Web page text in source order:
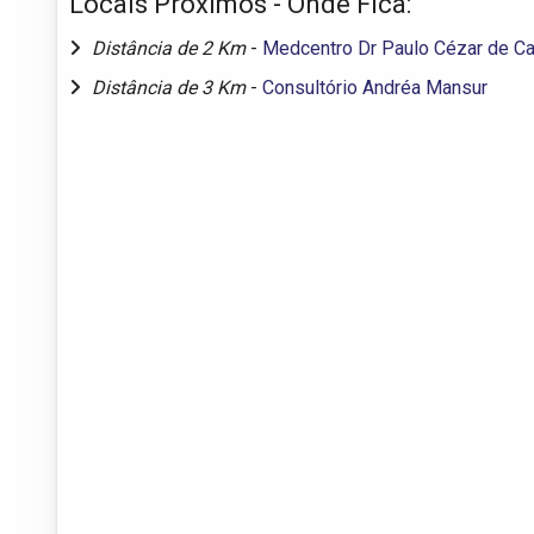
Distância de 2 Km - Medcentro Dr Paulo Cézar de
Distância de 3 Km - Consultório Andréa Mansur